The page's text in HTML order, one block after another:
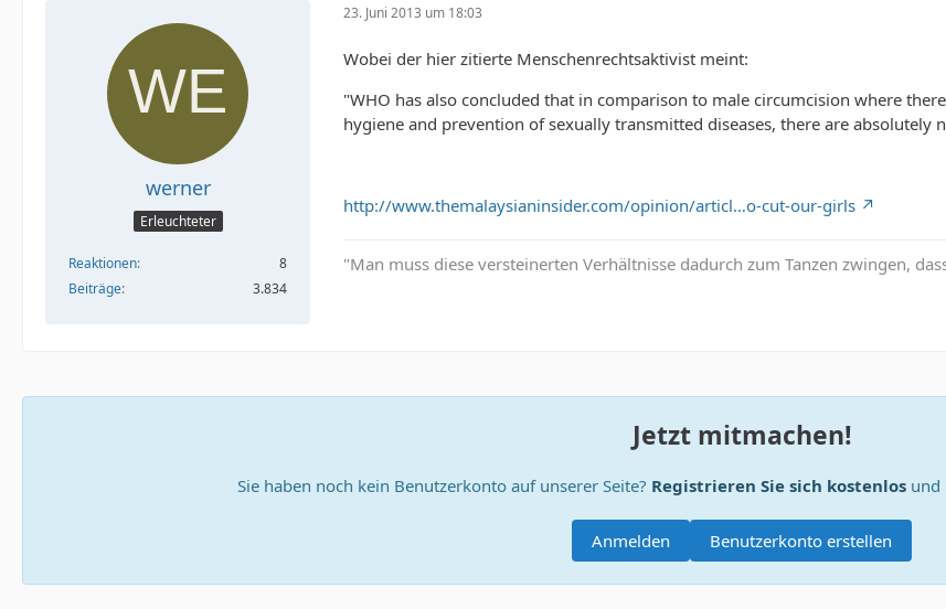
werner
Erleuchteter
Reaktionen
8
Beiträge
3.834
23. Juni 2013 um 18:03
Wobei der hier zitierte Menschenrechtsaktivist meint:
"WHO has also concluded that in comparison to male circumcision where
hygiene and prevention of sexually transmitted diseases, there are
http://www.themalaysianinsider.com/opinion/articl…o-cut-our-girls
"Man muss diese versteinerten Verhältnisse dadurch zum Tanzen zwingen,
Jetzt mitmachen!
Sie haben noch kein Benutzerkonto auf unserer Seite? Registrieren Sie sich kostenlos und
Benutzerkonto erstellen
Anmelden